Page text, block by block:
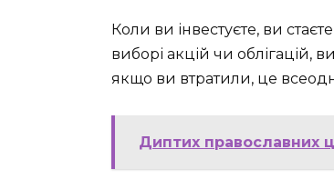
Коли ви інвестуєте, ви
виборі акцій чи облігацій,
якщо ви втратили, це
Диптих православних